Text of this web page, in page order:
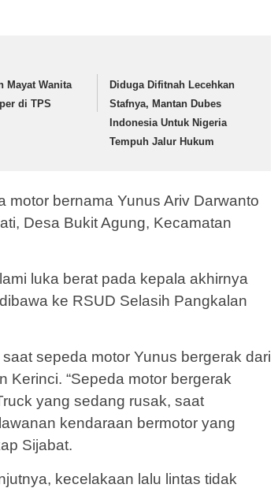
Mayat Wanita
di TPS
Diduga Difitnah Lecehkan
Stafnya, Mantan Dubes
Indonesia Untuk Nigeria
Tempuh Jalur Hukum
bernama Yunus Ariv Darwanto
Desa Bukit Agung, Kecamatan
luka berat pada kepala akhirnya
ke RSUD Selasih Pangkalan
sepeda motor Yunus bergerak dari
Kerinci. “Sepeda motor bergerak
yang sedang rusak, saat
kendaraan bermotor yang
Sijabat.
kecelakaan lalu lintas tidak